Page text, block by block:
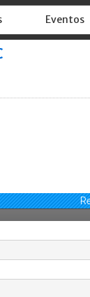
Eventos